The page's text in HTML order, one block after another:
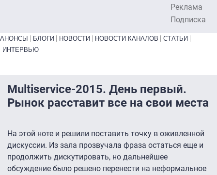
Реклама
Подписка
Primary links bottom
АНОНСЫ БЛОГИ НОВОСТИ НОВОСТИ КАНАЛОВ
СТАТЬИ
ИНТЕРВЬЮ
Multiservice-2015. День первый.
Рынок расставит все на свои места
На этой ноте и решили поставить точку в оживленной
дискуссии. Из зала прозвучала фраза остаться еще и
продолжить дискутировать, но дальнейшее
обсуждение было решено перенести на неформальное